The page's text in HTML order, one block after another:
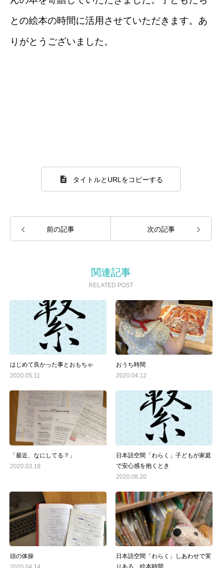
との絵本の時間に活用させていただきます。あ
りがとうございました。
タイトルとURLをコピーする
前の記事 次の記事
関連記事
RELATED POST
はじめて良かった事とおもちゃ
2020.05.11
おうち時間
2020.04.12
「最近、なにしてる？」
2020.03.18
日本語空間「わらく」子どもが家庭
で安心感を抱くとき
2020.08.20
頭の体操
日本語空間「わらく」しあわせで実
りある 絵本時間